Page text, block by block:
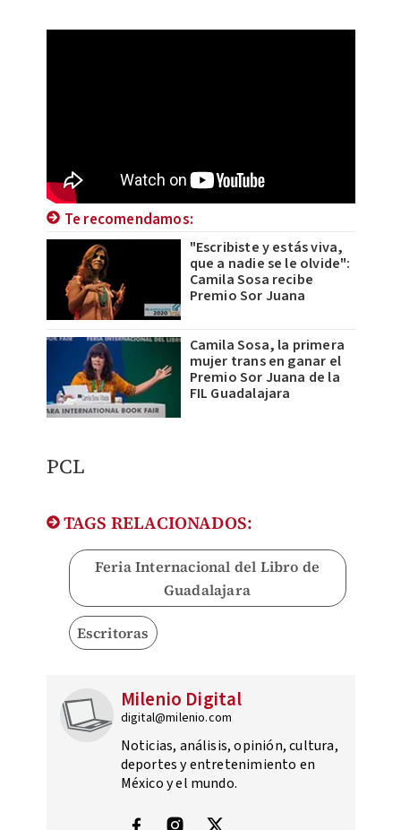
Te recomendamos:
"Escribiste y estás viva,
que a nadie se le olvide":
Camila Sosa recibe
Premio Sor Juana
Camila Sosa, la primera
mujer trans en ganar el
Premio Sor Juana de la
FIL Guadalajara
PCL
TAGS RELACIONADOS:
Feria Internacional del Libro de
Guadalajara
Escritoras
Milenio Digital
digital@milenio.com
Noticias, análisis, opinión, cultura,
deportes y entretenimiento en
México y el mundo.